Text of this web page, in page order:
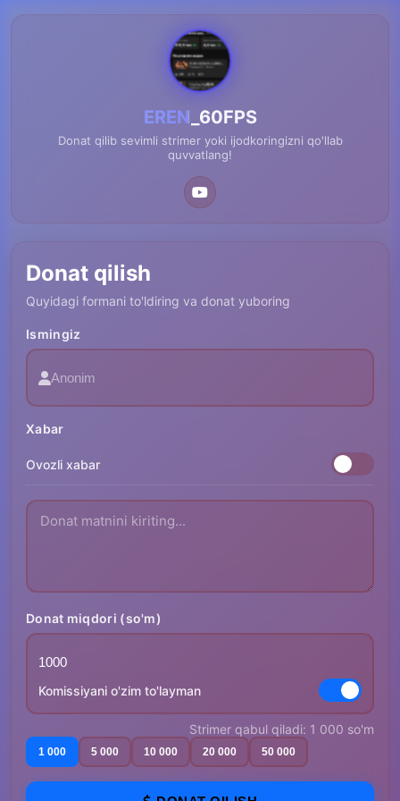
EREN_60FPS
Donat qilib sevimli strimer yoki ijodkoringizni qo'llab
quvvatlang!
Donat qilish
Quyidagi formani to'ldiring va donat yuboring
Ismingiz
Xabar
Ovozli xabar
Donat miqdori (so'm)
Komissiyani o'zim to'layman
Strimer qabul qiladi: 1 000 so'm
1 000 5 000 10 000 20 000 50 000